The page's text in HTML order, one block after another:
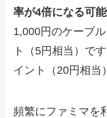
率が4倍になる可
1,000円のケーブ
ト（5円相当）で
イント（20円相当
頻繁にファミマを